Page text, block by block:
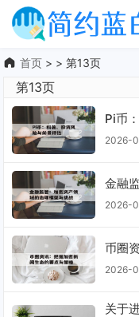
首页 > > 第13页
第13页
Pi币
2026-
金融
2026-
币圈
2026-
关于